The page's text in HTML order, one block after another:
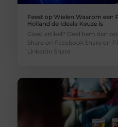
Feest op Wielen Waarom een
Holland de Ideale Keuze is
Goed artikel? Deel hem dan
Share on Facebook Share on
LinkedIn Share